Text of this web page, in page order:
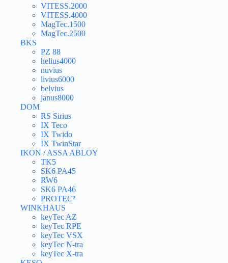
VITESS.2000
VITESS.4000
MagTec.1500
MagTec.2500
BKS
PZ 88
helius4000
nuvius
livius6000
belvius
janus8000
DOM
RS Sirius
IX Teco
IX Twido
IX TwinStar
IKON / ASSA ABLOY
TK5
SK6 PA45
RW6
SK6 PA46
PROTEC²
WINKHAUS
keyTec AZ
keyTec RPE
keyTec VSX
keyTec N-tra
keyTec X-tra